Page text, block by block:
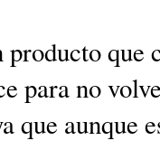
producto
para no
que aunque